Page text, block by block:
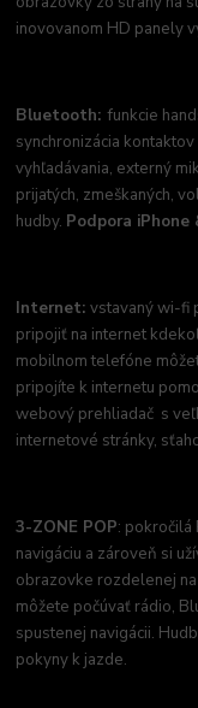
inovovanom HD panely
Bluetooth: funkcie
synchronizácia
vyhľadávania, externý
prijatých, zmeškaných,
hudby. Podpora
Internet:vstavaný wi-fi
pripojiť na internet
mobilnom telefóne
pripojíte k internetu
webový prehliadač s
internetové stránky,
3-ZONE POP: pokročilá
navigáciu a zároveň si
obrazovke rozdelenej
môžete počúvať rádio,
spustenej navigácii.
pokyny k jazde.